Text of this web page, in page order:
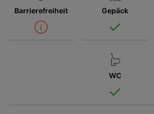
Barrierefreiheit Gepäck
WC